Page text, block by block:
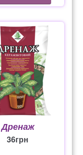
Дренаж
36грн